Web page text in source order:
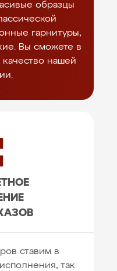
образцы
гарнитуры,
Вы сможете в
нашей
ставим в
так